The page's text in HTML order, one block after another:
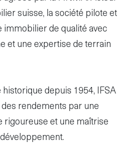
suisse, la société pilote et
de qualité avec
et une expertise de terrain
historique depuis 1954, IFSA
rendements par une
rigoureuse et une maîtrise